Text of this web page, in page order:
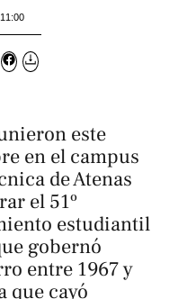
este
en el campus
de Atenas
el 51º
estudiantil
gobernó
entre 1967 y
que cayó